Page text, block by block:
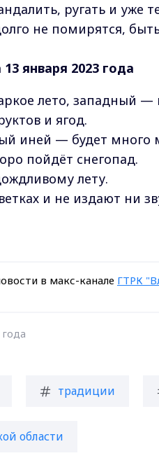
ругать и уже
не помирятся,
января 2023 года
лето, западный
и ягод.
иней — будет много
пойдёт снегопад.
лету.
и не издают ни
в макс-канале ГТРК
традиции
области